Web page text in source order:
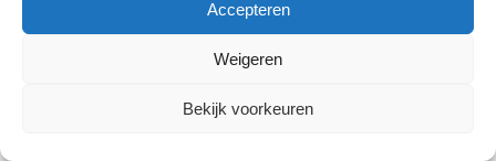
Accepteren
Weigeren
Bekijk voorkeuren